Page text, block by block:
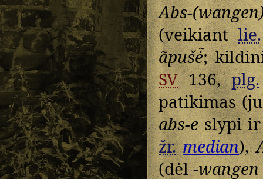
Abs-
(veikiantlie.
ãpušė̃;
SV136,plg.
patikimas
abs-eslypi ir
žr. median),
(dėl-wangen